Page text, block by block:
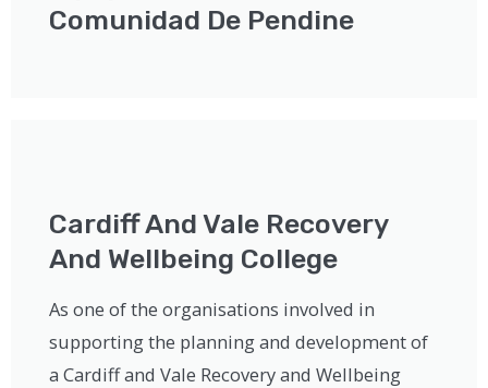
Comunidad De Pendine
Cardiff And Vale Recovery
And Wellbeing College
As one of the organisations involved in
supporting the planning and development of
a Cardiff and Vale Recovery and Wellbeing